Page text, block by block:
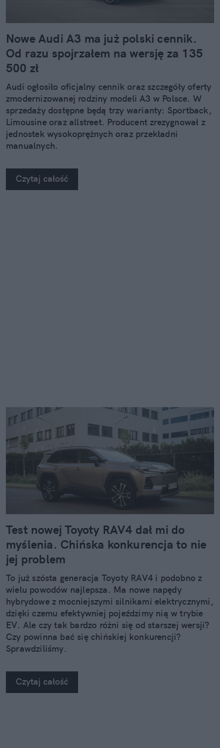
Nowe Audi A3 ma już polski cennik.
Od razu spojrzałem na wersję za 135
500 zł
Audi ogłosiło oficjalny cennik oraz szczegóły oferty
zmodernizowanej rodziny modeli A3 w Polsce. W
sprzedaży dostępne będą trzy warianty: Sportback,
Limousine oraz allstreet. Producent zrezygnował z
jednostek wysokoprężnych oraz przekładni
manualnych.
Czytaj całość
Test nowej Toyoty RAV4 dał mi do
myślenia. Chińska konkurencja to nie
jej problem
To już szósta generacja Toyoty RAV4 i podobno z
wielu powodów najlepsza. Ma nowe napędy
hybrydowe z mocniejszymi silnikami elektrycznymi,
dzięki czemu efektywniej pojeździmy nią w trybie
EV. Ale czy tak bardzo różni się od starszej wersji?
Czy powinna bać się chińskiej konkurencji?
Sprawdziliśmy.
Czytaj całość